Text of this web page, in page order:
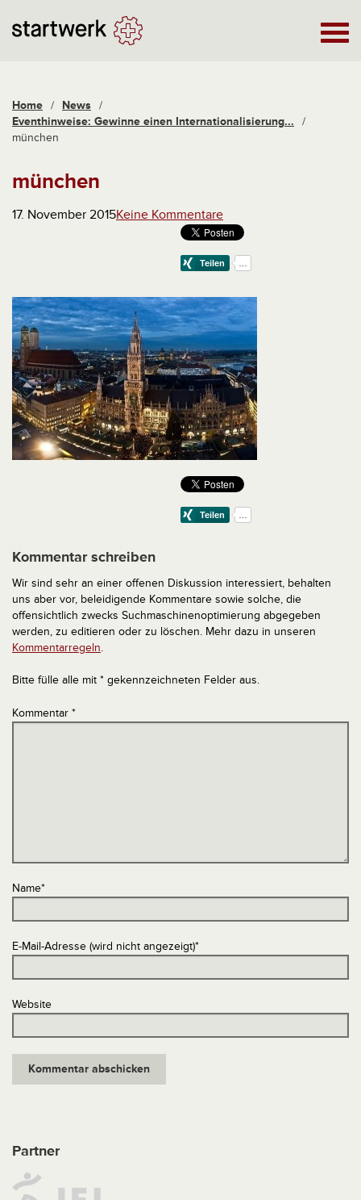
Home / News /
Eventhinweise: Gewinne einen Internationalisierung...
/
münchen
münchen
17. November 2015Keine Kommentare
Kommentar schreiben
Wir sind sehr an einer offenen Diskussion interessiert, behalten
uns aber vor, beleidigende Kommentare sowie solche, die
offensichtlich zwecks Suchmaschinenoptimierung abgegeben
werden, zu editieren oder zu löschen. Mehr dazu in unseren
Kommentarregeln.
Bitte fülle alle mit * gekennzeichneten Felder aus.
Kommentar *
Name*
E-Mail-Adresse (wird nicht angezeigt)*
Website
Partner